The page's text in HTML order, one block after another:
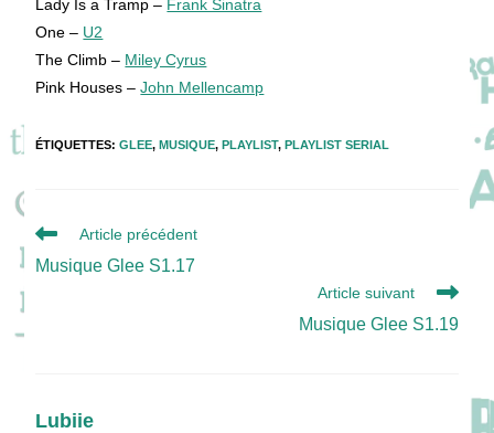
Lady Is a Tramp – Frank Sinatra
One – U2
The Climb – Miley Cyrus
Pink Houses –John Mellencamp
ÉTIQUETTES:GLEE, MUSIQUE, PLAYLIST, PLAYLIST SERIAL
Read
articles
Article précédent
Musique Glee S1.17
Article suivant
Musique Glee S1.19
Lubiie